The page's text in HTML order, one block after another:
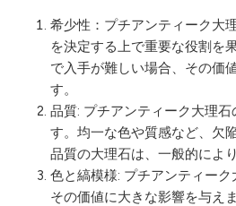
希少性：プチアンティーク大
を決定する上で重要な役割を
で入手が難しい場合、その価
す。
品質: プチアンティーク大理
す。均一な色や質感など、欠
品質の大理石は、一般的によ
色と縞模様: プチアンティーク
その価値に大きな影響を与え